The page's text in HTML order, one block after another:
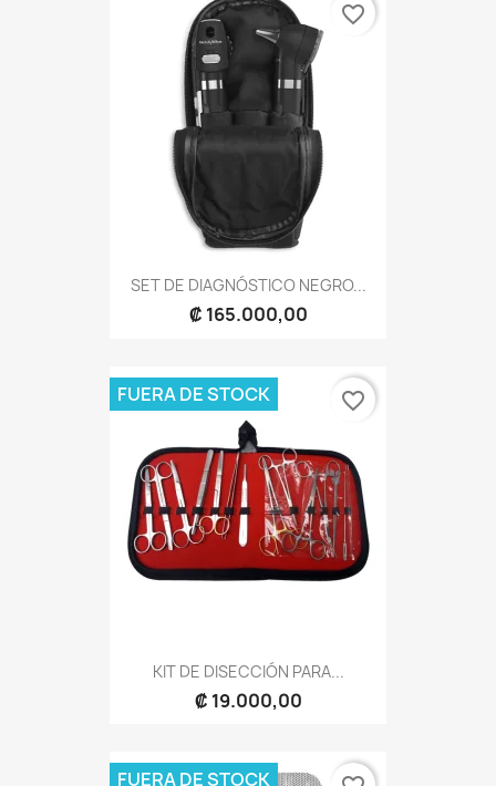
SET DE DIAGNÓSTICO NEGRO...
₡ 165.000,00
favorite_border
KIT DE DISECCIÓN PARA...
₡ 19.000,00
FUERA DE STOCK favorite_border
FUERA DE STOCK